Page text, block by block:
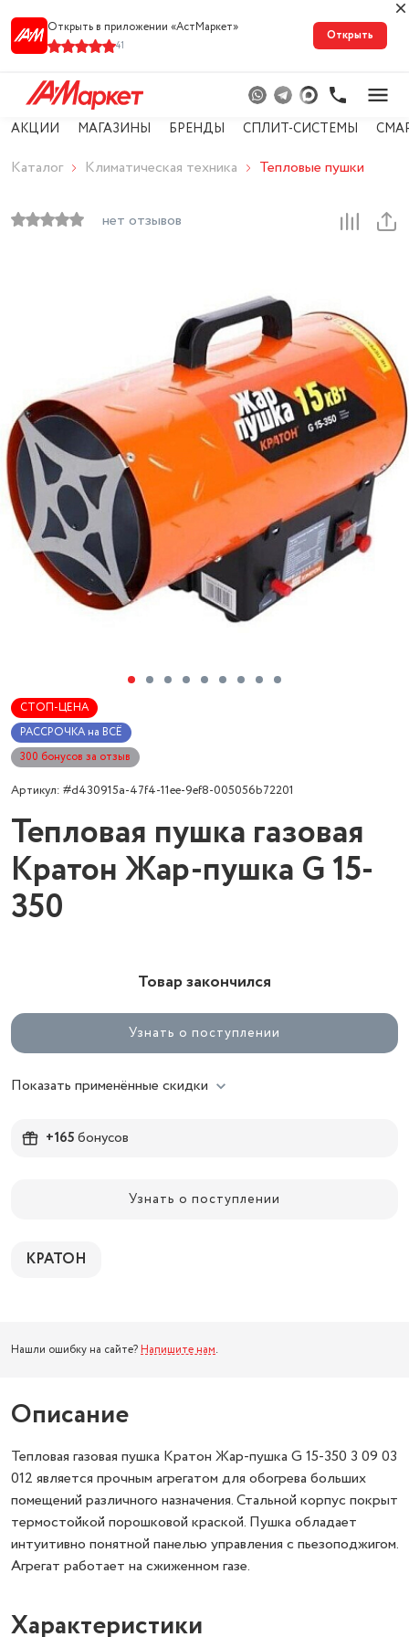
Открыть в приложении «АстМарке‪т‬»
41
Открыть
АКЦИИ МАГАЗИНЫ БРЕНДЫ СПЛИТ-СИСТЕМЫ
Каталог Климатическая техника Тепловые пушки
нет отзывов
СТОП-ЦЕНА
РАССРОЧКА на ВСЁ
300 бонусов за отзыв
Артикул: #d430915a-47f4-11ee-9ef8-005056b72201
Тепловая пушка газовая
Кратон Жар-пушка G 15-
350
Товар закончился
Узнать о поступлении
Показать применённые скидки
+165бонусов
Узнать о поступлении
КРАТОН
Нашли ошибку на сайте? Напишите нам.
Описание
Тепловая газовая пушка Кратон Жар-пушка G 15-350 3 09 03
012 является прочным агрегатом для обогрева больших
помещений различного назначения. Стальной корпус покрыт
термостойкой порошковой краской. Пушка обладает
интуитивно понятной панелью управления с пьезоподжигом.
Агрегат работает на сжиженном газе.
Характеристики